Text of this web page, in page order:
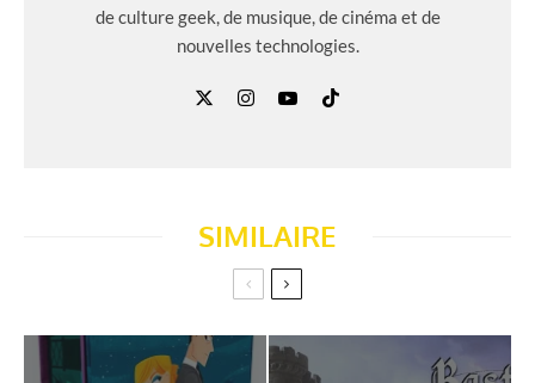
de culture geek, de musique, de cinéma et de
nouvelles technologies.
SIMILAIRE